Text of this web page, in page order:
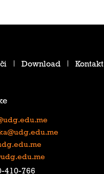
Download Kontakt
410-766‎